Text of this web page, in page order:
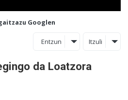
Googlen
Entzun Itzuli
da Loatzora